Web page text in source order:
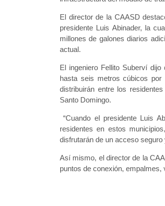
El director de la CAASD
presidente Luis Abinader, la
millones de galones diarios
actual.
El ingeniero Fellito Suberví
hasta seis metros cúbicos
distribuirán entre los
Santo Domingo.
“Cuando el presidente Luis
residentes en estos
disfrutarán de un acceso
Así mismo, el director de la
puntos de conexión,